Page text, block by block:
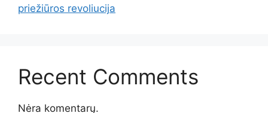
priežiūros revoliucija
Recent Comments
Nėra komentarų.